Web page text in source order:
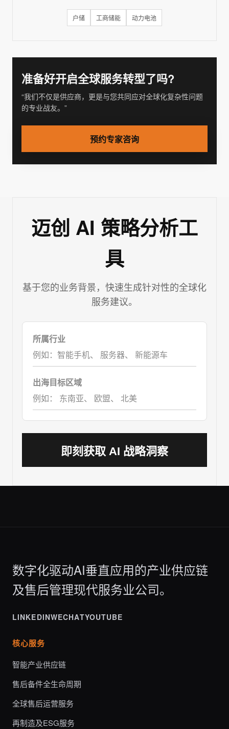
户储 工商储能 动力电池
准备好开启全球服务转型了吗?
“我们不仅是供应商，更是与您共同应对全球化复杂性问题
的专业战友。”
预约专家咨询
迈创 AI 策略分析工
具
基于您的业务背景，快速生成针对性的全球化
服务建议。
所属行业
例如：智能手机、 服务器、 新能源车
出海目标区域
例如： 东南亚、 欧盟、 北美
即刻获取 AI 战略洞察
数字化驱动AI垂直应用的产业供应链
及售后管理现代服务业公司。
LINKEDINWECHATYOUTUBE
核心服务
智能产业供应链
售后备件全生命周期
全球售后运营服务
再制造及ESG服务